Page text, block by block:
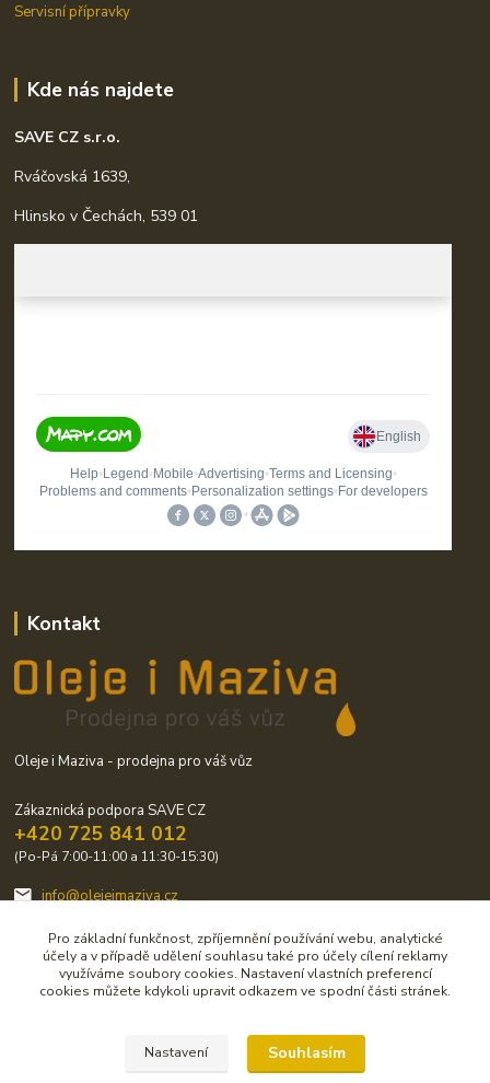
Servisní přípravky
Kde nás najdete
SAVE CZ s.r.o.
Rváčovská 1639,
Hlinsko v Čechách, 539 01
Kontakt
Oleje i Maziva - prodejna pro váš vůz
Zákaznická podpora SAVE CZ
+420 725 841 012
(Po-Pá 7:00-11:00 a 11:30-15:30)
info@olejeimaziva.cz
Upravit sběr cookies.
Pro základní funkčnost, zpříjemnění používání webu, analytické
účely a v případě udělení souhlasu také pro účely cílení reklamy
využíváme soubory cookies. Nastavení vlastních preferencí
cookies můžete kdykoli upravit odkazem ve spodní části stránek.
Nastavení Souhlasím